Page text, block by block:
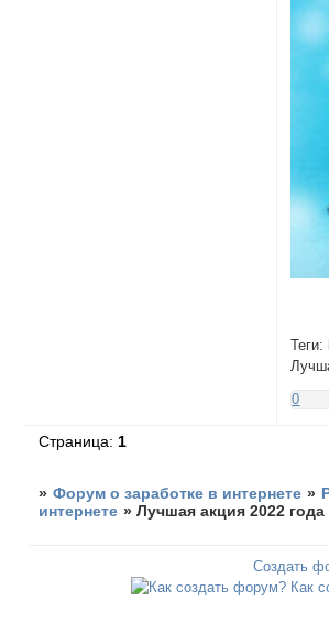
0
Страница: 1
» Форум о заработке в интернете »
интернете »Лучшая акция 2022
Создать